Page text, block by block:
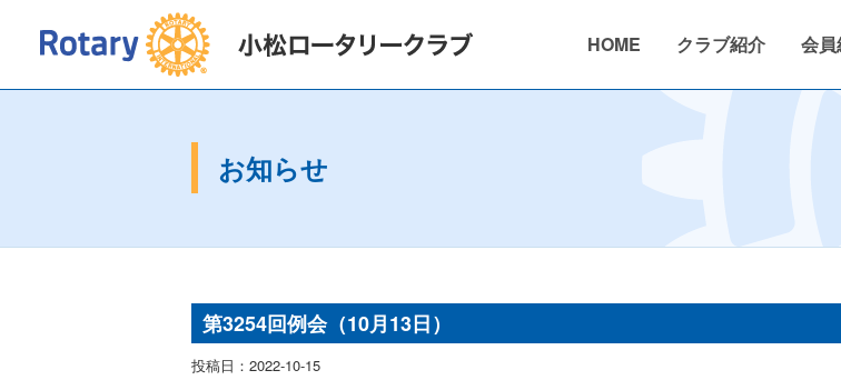
HOME クラブ紹介 会
お知らせ
第3254回例会（10月13日）
投稿日：2022-10-15